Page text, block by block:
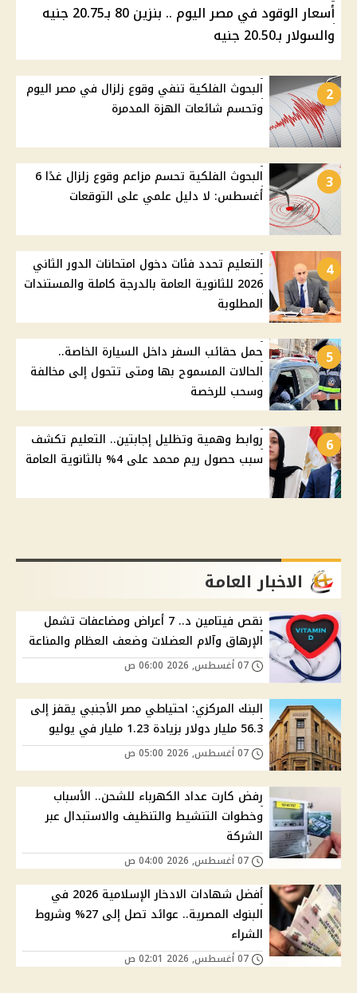
أسعار الوقود في مصر اليوم .. بنزين 80 بـ20.75 جنيه
والسولار بـ20.50 جنيه
2
البحوث الفلكية تنفي وقوع زلزال في مصر اليوم
وتحسم شائعات الهزة المدمرة
3
البحوث الفلكية تحسم مزاعم وقوع زلزال غدًا 6
أغسطس: لا دليل علمي على التوقعات
4
التعليم تحدد فئات دخول امتحانات الدور الثاني
2026 للثانوية العامة بالدرجة كاملة والمستندات
المطلوبة
5
حمل حقائب السفر داخل السيارة الخاصة..
الحالات المسموح بها ومتى تتحول إلى مخالفة
وسحب للرخصة
6
روابط وهمية وتظليل إجابتين.. التعليم تكشف
سبب حصول ريم محمد على 4% بالثانوية العامة
الاخبار العامة
نقص فيتامين د.. 7 أعراض ومضاعفات تشمل
الإرهاق وآلام العضلات وضعف العظام والمناعة
البنك المركزي: احتياطي مصر الأجنبي يقفز إلى
56.3 مليار دولار بزيادة 1.23 مليار في يوليو
رفض كارت عداد الكهرباء للشحن.. الأسباب
وخطوات التنشيط والتنظيف والاستبدال عبر
الشركة
أفضل شهادات الادخار الإسلامية 2026 في
البنوك المصرية.. عوائد تصل إلى 27% وشروط
الشراء